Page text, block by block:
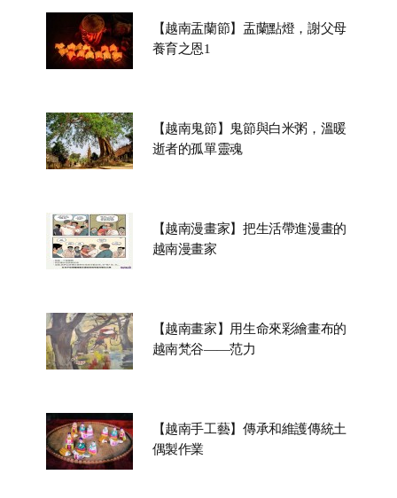
【越南盂蘭節】盂蘭點燈，謝父母
養育之恩1
【越南鬼節】鬼節與白米粥，溫暖
逝者的孤單靈魂
【越南漫畫家】把生活帶進漫畫的
越南漫畫家
【越南畫家】用生命來彩繪畫布的
越南梵谷——范力
【越南手工藝】傳承和維護傳統土
偶製作業